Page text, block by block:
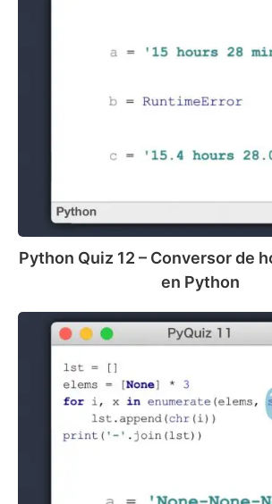
minutos
Python
Python Quiz 12 – Conversor de
en Python
Python
Quiz
Listas
por
manejo